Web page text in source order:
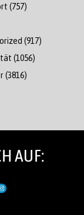
(757)
(917)
(1056)
(3816)
AUF: